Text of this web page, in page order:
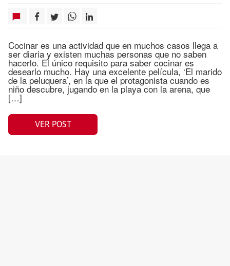
Cocinar es una actividad que en muchos casos llega a
ser diaria y existen muchas personas que no saben
hacerlo. El único requisito para saber cocinar es
desearlo mucho. Hay una excelente película, ‘El marido
de la peluquera’, en la que el protagonista cuando es
niño descubre, jugando en la playa con la arena, que
[…]
VER POST